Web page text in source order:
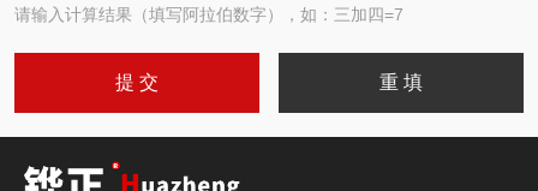
请输入计算结果（填写阿拉伯数字），如：三加四=7